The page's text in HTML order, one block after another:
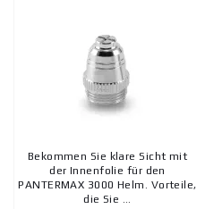
Bekommen Sie klare Sicht mit
der Innenfolie für den
PANTERMAX 3000 Helm. Vorteile,
die Sie ...